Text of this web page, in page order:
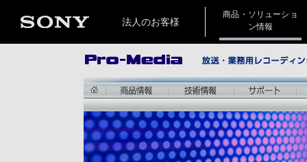
法人のお客様
商品・ソリューショ
ン情報